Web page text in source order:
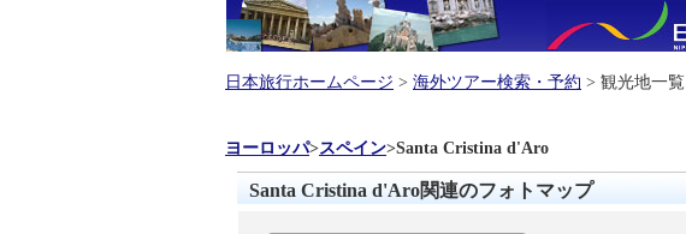
日本旅行ホームページ > 海外ツアー検索・予約 > 観光地一覧
ヨーロッパ>スペイン>Santa Cristina d'Aro
Santa Cristina d'Aro関連のフォトマップ